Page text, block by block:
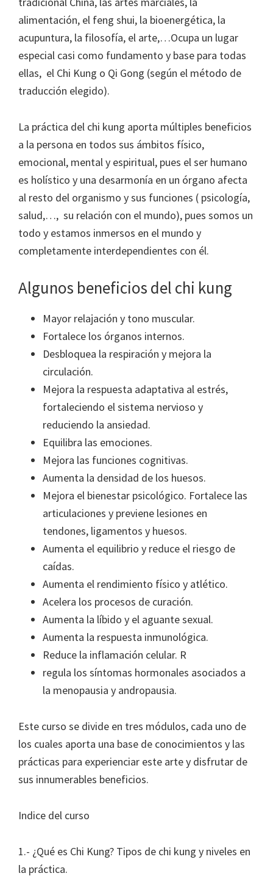
alimentación, el feng shui, la bioenergética, la
acupuntura, la filosofía, el arte,…Ocupa un lugar
especial casi como fundamento y base para todas
ellas, el Chi Kung o Qi Gong (según el método de
traducción elegido).
La práctica del chi kung aporta múltiples beneficios
a la persona en todos sus ámbitos físico,
emocional, mental y espiritual, pues el ser humano
es holístico y una desarmonía en un órgano afecta
al resto del organismo y sus funciones ( psicología,
salud,…, su relación con el mundo), pues somos un
todo y estamos inmersos en el mundo y
completamente interdependientes con él.
Algunos beneficios del chi kung
Mayor relajación y tono muscular.
Fortalece los órganos internos.
Desbloquea la respiración y mejora la
circulación.
Mejora la respuesta adaptativa al estrés,
fortaleciendo el sistema nervioso y
reduciendo la ansiedad.
Equilibra las emociones.
Mejora las funciones cognitivas.
Aumenta la densidad de los huesos.
Mejora el bienestar psicológico. Fortalece las
articulaciones y previene lesiones en
tendones, ligamentos y huesos.
Aumenta el equilibrio y reduce el riesgo de
caídas.
Aumenta el rendimiento físico y atlético.
Acelera los procesos de curación.
Aumenta la líbido y el aguante sexual.
Aumenta la respuesta inmunológica.
Reduce la inflamación celular. R
regula los síntomas hormonales asociados a
la menopausia y andropausia.
Este curso se divide en tres módulos, cada uno de
los cuales aporta una base de conocimientos y las
prácticas para experienciar este arte y disfrutar de
sus innumerables beneficios.
Indice del curso
1.- ¿Qué es Chi Kung? Tipos de chi kung y niveles en
la práctica.